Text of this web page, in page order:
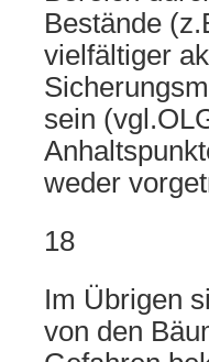
Bestände
vielfältiger
sein
weder
18
Im Übrigen
von den